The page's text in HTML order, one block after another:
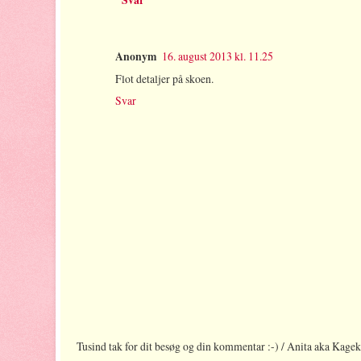
Anonym 16. august 2013 kl. 11.25
Flot detaljer på skoen.
Svar
Tusind tak for dit besøg og din kommentar :-) / Anita aka